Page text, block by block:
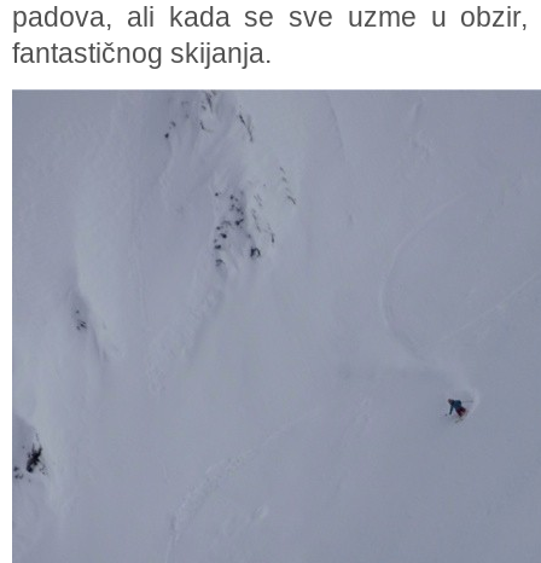
padova, ali kada se sve uzme u
fantastičnog skijanja.